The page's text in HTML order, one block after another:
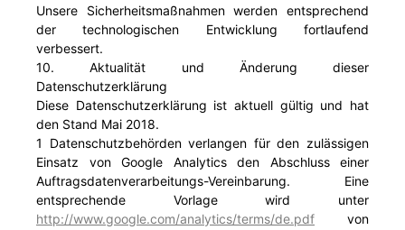
Unsere Sicherheitsmaßnahmen werden entsprechend
der technologischen Entwicklung fortlaufend
verbessert.
10. Aktualität und Änderung dieser
Datenschutzerklärung
Diese Datenschutzerklärung ist aktuell gültig und hat
den Stand Mai 2018.
1 Datenschutzbehörden verlangen für den zulässigen
Einsatz von Google Analytics den Abschluss einer
Auftragsdatenverarbeitungs-Vereinbarung. Eine
entsprechende Vorlage wird unter
http://www.google.com/analytics/terms/de.pdf von